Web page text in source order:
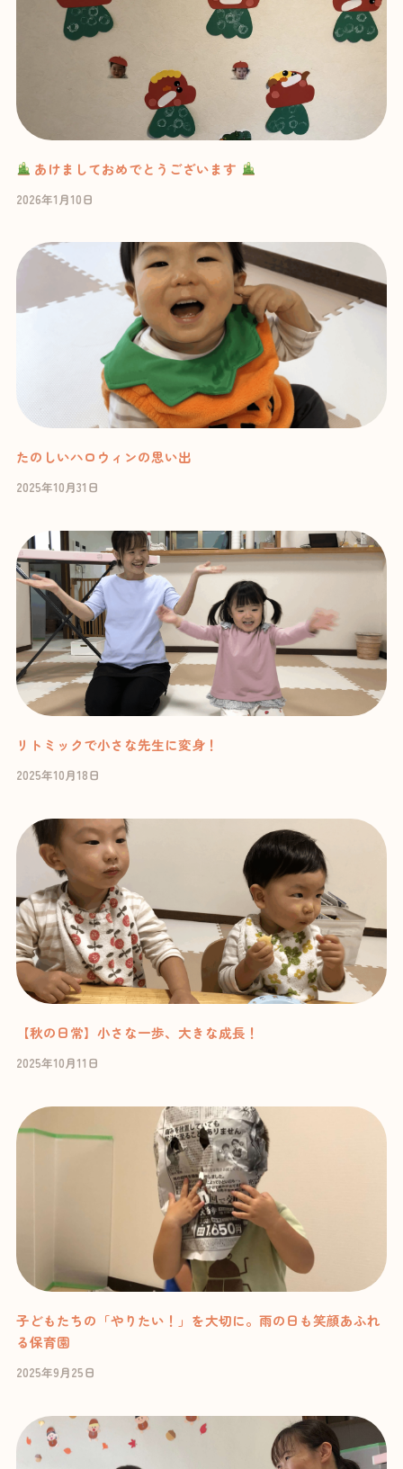
あけましておめでとうございます
2026年1月10日
たのしいハロウィンの思い出
2025年10月31日
リトミックで小さな先生に変身！
2025年10月18日
【秋の日常】小さな一歩、大きな成長！
2025年10月11日
子どもたちの「やりたい！」を大切に。雨の日も笑顔あふれ
る保育園
2025年9月25日